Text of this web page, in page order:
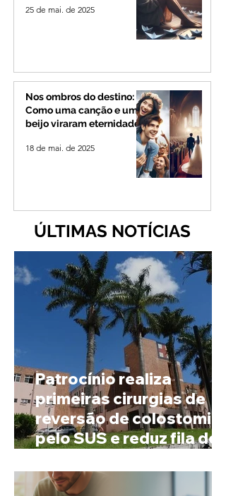
25 de mai. de 2025
Nos ombros do destino:
Como uma canção e um
beijo viraram eternidade
18 de mai. de 2025
ÚLTIMAS NOTÍCIAS
Patrocínio realiza
primeiras cirurgias de
reversão de colostomia
pelo SUS e reduz fila de